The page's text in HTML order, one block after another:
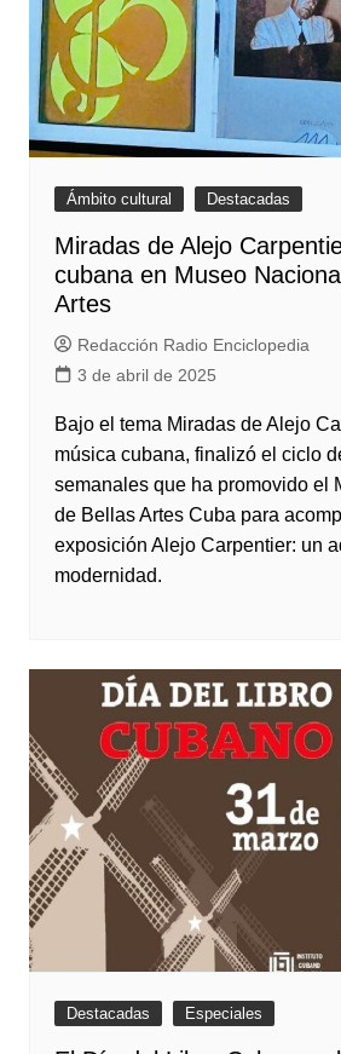
Ámbito cultural Destacadas
Miradas de Alejo
cubana en Museo
Artes
Redacción Radio Enciclopedia
3 de abril de 2025
Bajo el tema Miradas de Alejo
música cubana, finalizó el ciclo
semanales que ha promovido el
de Bellas Artes Cuba para
exposición Alejo Carpentier: un
modernidad.
Destacadas Especiales